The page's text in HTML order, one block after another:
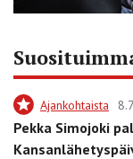
Ajankohtaista
Pekka Simojoki